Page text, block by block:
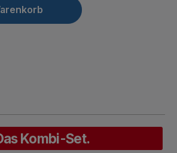
Kombi-Set.